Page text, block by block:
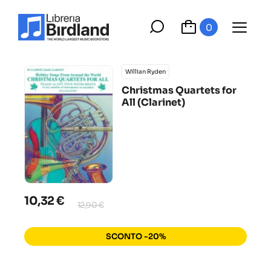
0
Willian Ryden
Christmas Quartets for
All (Clarinet)
10,32 € 12,90 €
SCONTO -20%